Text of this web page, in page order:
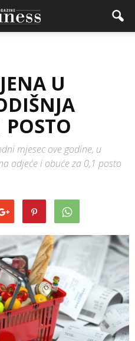
U
mjesec ove godine, u
odjeće i obuće za 0,1 posto